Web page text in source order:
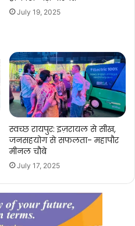
July 19, 2025
स्वच्छ रायपुर: इज़रायल से सीख,
जनसहयोग से सफलता- महापौर
मीनल चौबे
July 17, 2025